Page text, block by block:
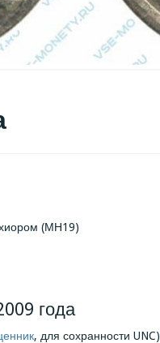
(МН19)
года
, для сохранности UNC)